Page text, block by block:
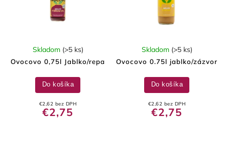
Ovocovo 0,75l Jablko/repa
Skladom (>5 ks)
€2,62 bez DPH
€2,75
Do košíka
Ovocovo 0.75l jablko/zázvor
Skladom (>5 ks)
€2,62 bez DPH
€2,75
Do košíka